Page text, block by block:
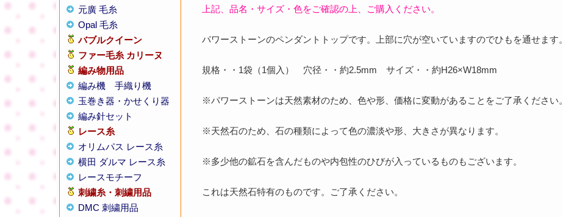
元廣 毛糸
Opal 毛糸
バブルクイーン
ファー毛糸 カリーヌ
編み物用品
編み機
手織り機
玉巻き器・かせくり器
編み針セット
レース糸
オリムパス レース糸
横田 ダルマ レース糸
レースモチーフ
刺繍糸・刺繍用品
DMC 刺繍用品
上記、品名・サイズ・色をご確認の上、ご購入ください。
パワーストーンのペンダントトップです。上部に穴が空いていますのでひもを通せます。
規格・・1袋（1個入） 穴径・・約2.5mm サイズ・・約H26×W18mm
※パワーストーンは天然素材のため、色や形、価格に変動があることをご了承ください。
※天然石のため、石の種類によって色の濃淡や形、大きさが異なります。
※多少他の鉱石を含んだものや内包性のひびが入っているものもございます。
これは天然石特有のものです。ご了承ください。